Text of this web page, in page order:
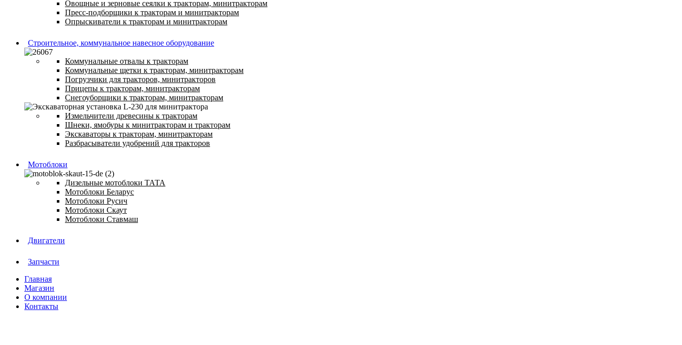
Овощные и зерновые сеялки к тракторам, минитракторам
Пресс-подборщики к тракторам и минитракторам
Опрыскиватели к тракторам и минитракторам
Строительное, коммунальное навесное оборудование
Коммунальные отвалы к тракторам
Коммунальные щетки к тракторам, минитракторам
Погрузчики для тракторов, минитракторов
Прицепы к тракторам, минитракторам
Снегоуборщики к тракторам, минитракторам
Измельчители древесины к тракторам
Шнеки, ямобуры к минитракторам и тракторам
Экскаваторы к тракторам, минитракторам
Разбрасыватели удобрений для тракторов
Мотоблоки
Дизельные мотоблоки ТАТА
Мотоблоки Беларус
Мотоблоки Русич
Мотоблоки Скаут
Мотоблоки Ставмаш
Двигатели
Запчасти
Главная
Магазин
О компании
Контакты